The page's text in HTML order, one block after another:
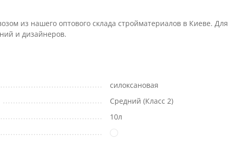
из нашего оптового склада стройматериалов в Киеве.
и дизайнеров.
силоксановая
Средний (Класс 2)
10л